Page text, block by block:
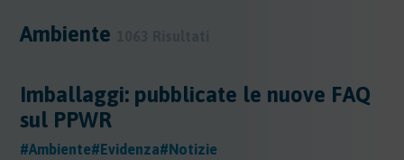
Altri Settori
Altri Settori
Ambiente
Imballaggi: pubblicate le nuove FAQ
sul PPWR
#Ambiente#Evidenza#Notizie